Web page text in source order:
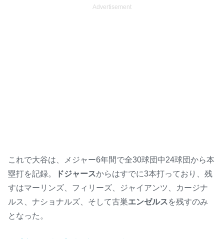
Advertisement
これで大谷は、メジャー6年間で全30球団中24球団から本
塁打を記録。
ドジャースからはすでに3本打っており、残
すはマーリンズ、フィリーズ、ジャイアンツ、カージナ
ルス、ナショナルズ、そして古巣エンゼルスを残すのみ
となった。